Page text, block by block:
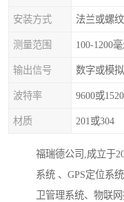
安装方式 法兰或螺纹
测量范围 100-1200
输出信号 数字或模
波特率 9600或
材质 201或304
福瑞德公司,成立于
系统 、GPS定位系
卫管理系统、物联